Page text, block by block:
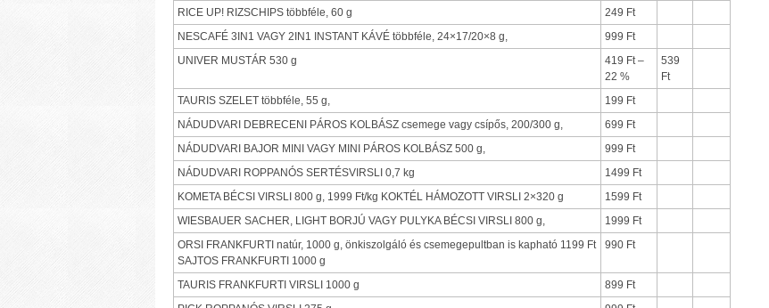
RICE UP! RIZSCHIPS többféle, 60 g
249 Ft
NESCAFÉ 3IN1 VAGY 2IN1 INSTANT KÁVÉ többféle, 24×17/20×8 g,
999 Ft
UNIVER MUSTÁR 530 g
419 Ft –
22 %
539
Ft
TAURIS SZELET többféle, 55 g,
199 Ft
NÁDUDVARI DEBRECENI PÁROS KOLBÁSZ csemege vagy csípős, 200/300 g,
699 Ft
NÁDUDVARI BAJOR MINI VAGY MINI PÁROS KOLBÁSZ 500 g,
999 Ft
NÁDUDVARI ROPPANÓS SERTÉSVIRSLI 0,7 kg
1499 Ft
KOMETA BÉCSI VIRSLI 800 g, 1999 Ft/kg KOKTÉL HÁMOZOTT VIRSLI 2×320 g
1599 Ft
WIESBAUER SACHER, LIGHT BORJÚ VAGY PULYKA BÉCSI VIRSLI 800 g,
1999 Ft
ORSI FRANKFURTI natúr, 1000 g, önkiszolgáló és csemegepultban is kapható 1199 Ft
SAJTOS FRANKFURTI 1000 g
990 Ft
TAURIS FRANKFURTI VIRSLI 1000 g
899 Ft